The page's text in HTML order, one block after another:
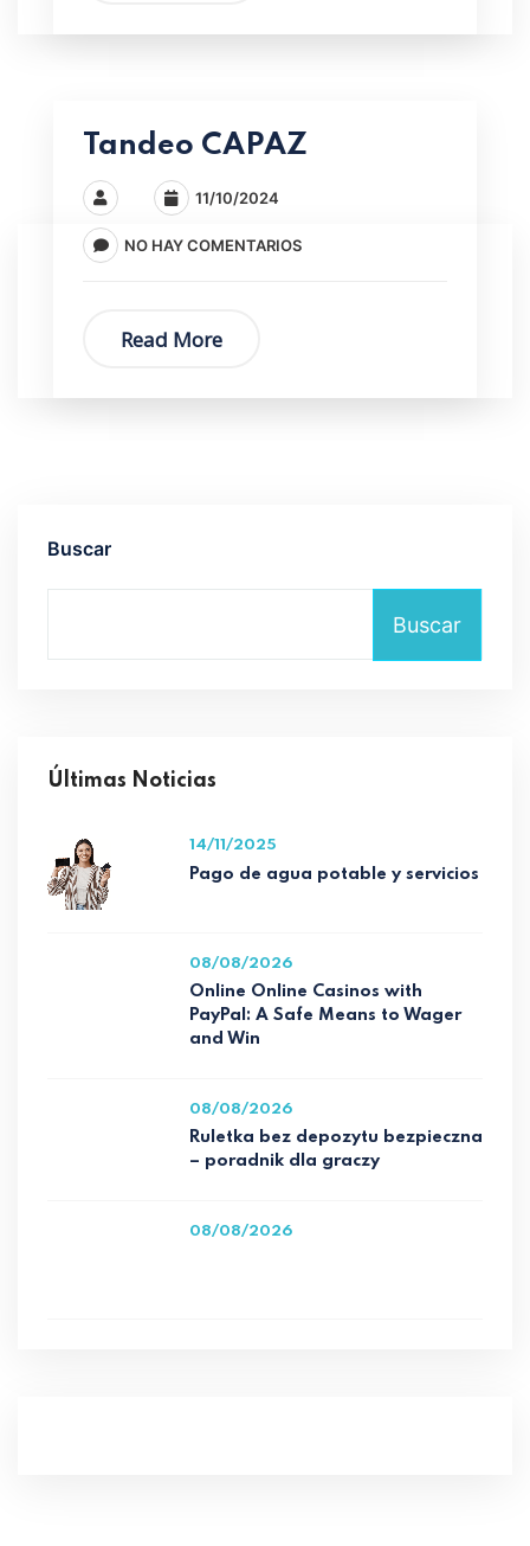
Tandeo CAPAZ
11/10/2024
NO HAY COMENTARIOS
Read More
Buscar
Buscar
Últimas Noticias
14/11/2025
Pago de agua potable y servicios
08/08/2026
Online Online Casinos with
PayPal: A Safe Means to Wager
and Win
08/08/2026
Ruletka bez depozytu bezpieczna
– poradnik dla graczy
08/08/2026